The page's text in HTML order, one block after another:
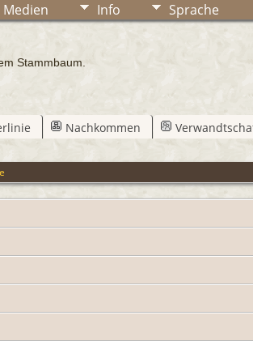
Medien Info Sprache
Stammbaum.
Nachkommen